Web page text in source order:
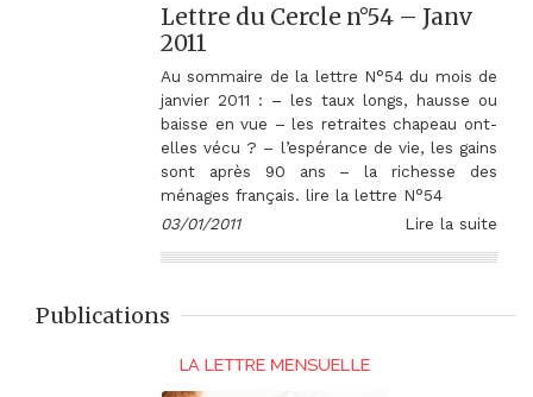
Lettre du Cercle n°54 – Janv
2011
Au sommaire de la lettre N°54 du mois de
janvier 2011 : – les taux longs, hausse ou
baisse en vue – les retraites chapeau ont-
elles vécu ? – l’espérance de vie, les gains
sont après 90 ans – la richesse des
ménages français. lire la lettre N°54
03/01/2011
Lire la suite
Publications